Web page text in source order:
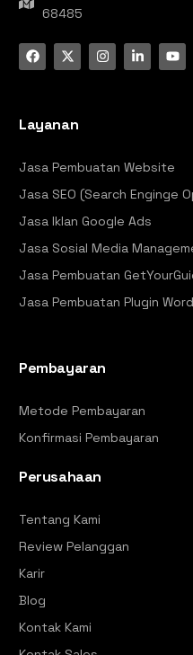
68485
Layanan
Jasa Pembuatan Website
Jasa SEO (Search Enginge
Jasa Iklan Google Ads
Jasa Sosial Media
Jasa Pembuatan
Jasa Pembuatan Plugin
Pembayaran
Metode Pembayaran
Konfirmasi Pembayaran
Perusahaan
Tentang Kami
Review Pelanggan
Karir
Blog
Kontak Kami